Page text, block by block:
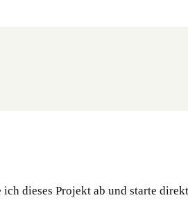
dieses Projekt ab und starte